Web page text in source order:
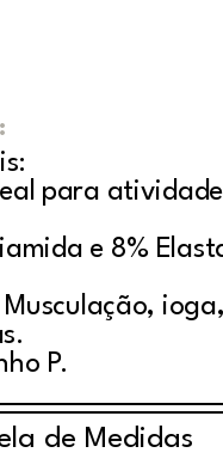
para
e 8%
P.
de Medidas